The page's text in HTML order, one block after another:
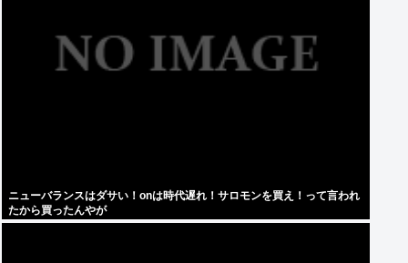
ニューバランスはダサい！onは時代遅れ！サロモンを買え！って言われ
たから買ったんやが